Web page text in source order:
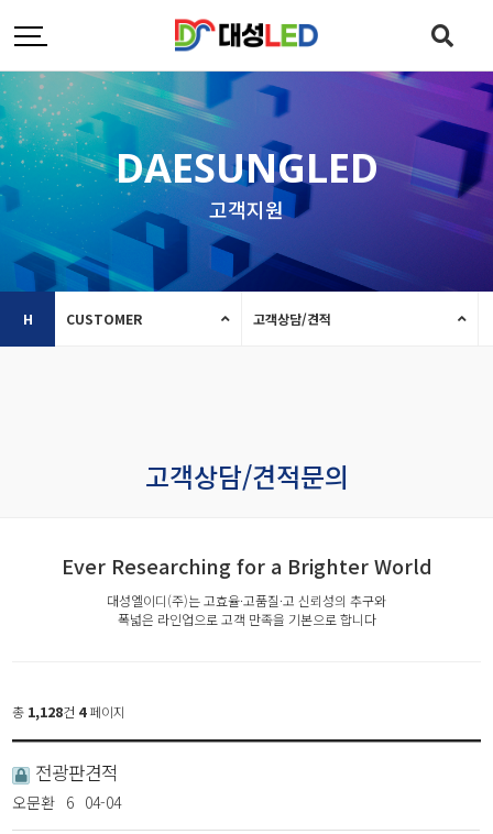
DAESUNGLED
고객지원
H CUSTOMER 고객상담/견적
고객상담/견적문의
Ever Researching for a Brighter World
대성엘이디(주)는 고효율·고품질·고 신뢰성의 추구와
폭넓은 라인업으로 고객 만족을 기본으로 합니다
총 1,128건 4페이지
전광판견적
오문환 6 04-04